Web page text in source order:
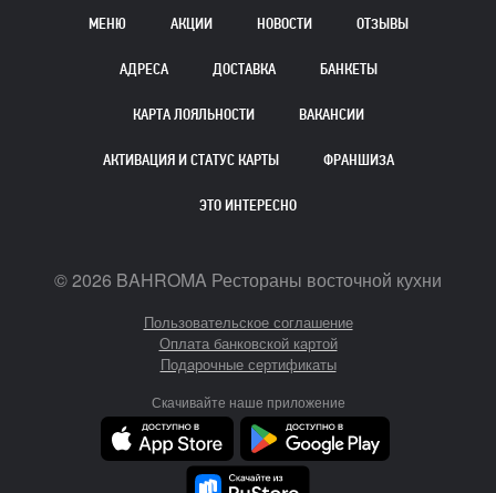
МЕНЮ АКЦИИ НОВОСТИ ОТЗЫВЫ
АДРЕСА ДОСТАВКА БАНКЕТЫ
КАРТА ЛОЯЛЬНОСТИ ВАКАНСИИ
АКТИВАЦИЯ И СТАТУС КАРТЫ ФРАНШИЗА
ЭТО ИНТЕРЕСНО
©2026 BAHROMA Рестораны восточной кухни
Пользовательское соглашение
Оплата банковской картой
Подарочные сертификаты
Скачивайте наше приложение